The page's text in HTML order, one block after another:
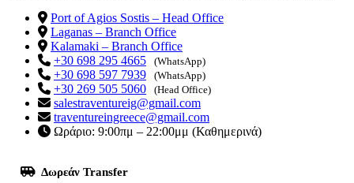
Port of Agios Sostis – Head Office
Laganas – Branch Office
Kalamaki – Branch Office
+30 698 295 4665
(WhatsApp)
+30 698 597 7939 (WhatsApp)
+30 269 505 5060 (Head Office)
salestraventureig@gmail.com
traventureingreece@gmail.com
Ωράριο: 9:00πμ – 22:00μμ (Καθημερινά)
Δωρεάν Transfer